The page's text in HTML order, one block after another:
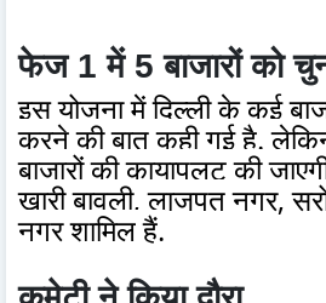
फेज 1 में 5 बाजारों को
इस योजना में दिल्ली के कई
करने की बात कही गई है.
बाजारों की कायापलट की
खारी बावली, लाजपत नगर,
नगर शामिल हैं.